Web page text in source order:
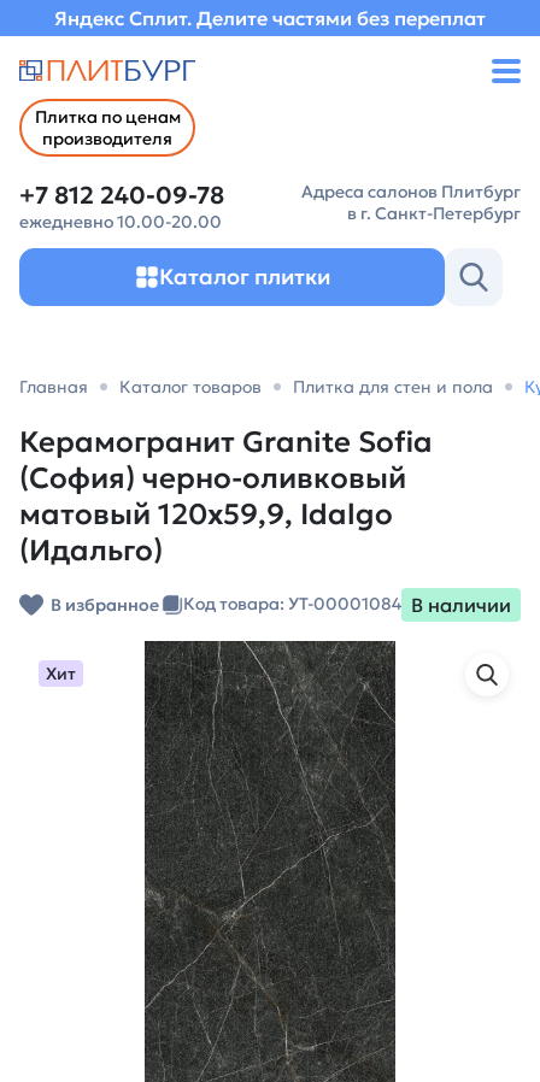
Яндекс Сплит. Делите частями без переплат
Плитка по ценам
производителя
+7 812 240-09-78
ежедневно 10.00-20.00
Адреса салонов Плитбург
в г. Санкт-Петербург
Каталог плитки
Главная Каталог товаров Плитка для стен и пола
Керамогранит Granite Sofia
(София) черно-оливковый
матовый 120х59,9, Idalgo
(Идальго)
В избранное Код товара: УТ-00001084 В наличии
Хит